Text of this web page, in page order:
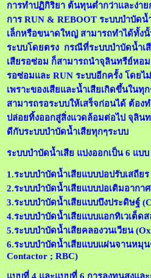
การทำปฏิกิริยา ต้นทุนต่ำกว่าและง่าย
การ RUN & REBOOT ระบบบำบัดน้
เล็กหรือขนาดใหญ่ สามารถทำได้ทั้ง
ระบบโดยตรง กรณีที่ระบบบำบัดน้ำ
เสียรอซ่อม ก็สามารถนำจุลินทรีย์หอ
รอซ่อมและ RUN ระบบอีกครั้ง โดยไ
เพราะของเสียและน้ำเสียเกิดขึ้นในทุ
สามารถรอระบบให้เสร็จก่อนได้ ต้อ
ปล่อยทิ้งออกสู่สิ่งแวดล้อมต่อไป จุลิน
ดีกับระบบบำบัดน้ำเสียทุกๆระบบ
ระบบบำบัดน้ำเสีย แบ่งออกเป็น 6 แบ
1.ระบบบำบัดน้ำเสียแบบบ่อปรับเสถียร
2.ระบบบำบัดน้ำเสียแบบบ่อเติมอากา
3.ระบบบำบัดน้ำเสียแบบบึงประดิษฐ์
4.ระบบบำบัดน้ำเสียแบบแอกทิเวเต็ด
5.ระบบบำบัดน้ำเสียคลองวนเวียน
6.ระบบบำบัดน้ำเสียแบบแผ่นจานหมุ
Contactor ; RBC)